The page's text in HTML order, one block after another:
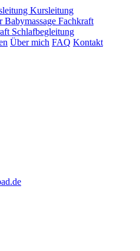
Kursleitung
Fachkraft
Schlafbegleitung
Über mich FAQ Kontakt